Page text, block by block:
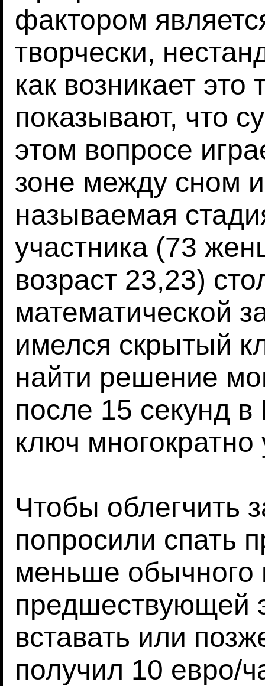
фактором
творчески,
как возникает
показывают, что
этом вопросе
зоне между сном
называемая
участника (73
возраст 23,23)
математической
имелся скрытый
найти решение
после 15 секунд
ключ многократно
Чтобы облегчить
попросили спать
меньше обычного
предшествующей
вставать или
получил 10 евро/